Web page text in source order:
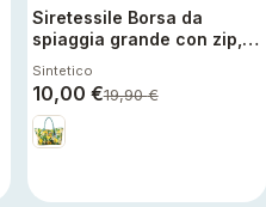
Siretessile Borsa da
spiaggia grande con zip,
moda estate Portofino
Sintetico
10,00 €19,90€